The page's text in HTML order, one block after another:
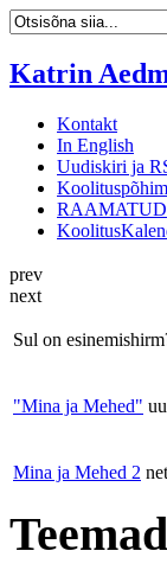
Katrin
Kontakt
In English
Uudiskiri ja
RAAMATUD
prev
next
Sul on
"Mina ja Mehed"
Mina ja Mehed 2
Teemad